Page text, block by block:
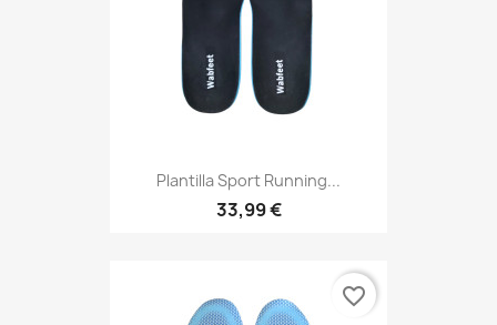
Plantilla Sport Running...
33,99 €
favorite_border